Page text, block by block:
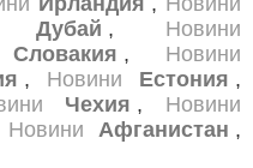
Дубай , Новини
Словакия , Новини
, Новини Естония ,
Чехия , Новини
Новини Афганистан ,